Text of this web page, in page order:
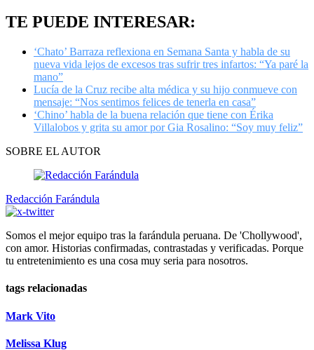
TE PUEDE INTERESAR:
‘Chato’ Barraza reflexiona en Semana Santa y habla de su
nueva vida lejos de excesos tras sufrir tres infartos: “Ya paré la
mano”
Lucía de la Cruz recibe alta médica y su hijo conmueve con
mensaje: “Nos sentimos felices de tenerla en casa”
‘Chino’ habla de la buena relación que tiene con Érika
Villalobos y grita su amor por Gia Rosalino: “Soy muy feliz”
SOBRE EL AUTOR
Redacción Farándula
Somos el mejor equipo tras la farándula peruana. De 'Chollywood',
con amor. Historias confirmadas, contrastadas y verificadas. Porque
tu entretenimiento es una cosa muy seria para nosotros.
tags relacionadas
Mark Vito
Melissa Klug